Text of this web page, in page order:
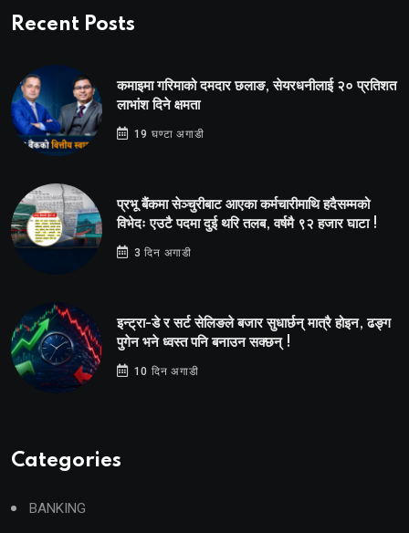
Recent Posts
कमाइमा गरिमाको दमदार छलाङ, सेयरधनीलाई २० प्रतिशत
लाभांश दिने क्षमता
19 घण्टा अगाडी
प्रभू बैंकमा सेञ्चुरीबाट आएका कर्मचारीमाथि हदैसम्मको
विभेदः एउटै पदमा दुई थरि तलब, वर्षमै ९२ हजार घाटा !
3 दिन अगाडी
इन्ट्रा-डे र सर्ट सेलिङले बजार सुधार्छन् मात्रै होइन, ढङ्ग
पुगेन भने ध्वस्त पनि बनाउन सक्छन् !
10 दिन अगाडी
Categories
BANKING